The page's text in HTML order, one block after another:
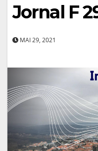
Jornal F
MAI 29, 2021